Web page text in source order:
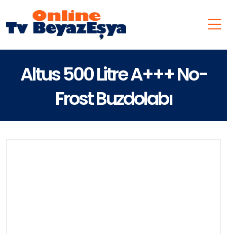
Altus 500 Litre A+++ No-
Frost Buzdolabı